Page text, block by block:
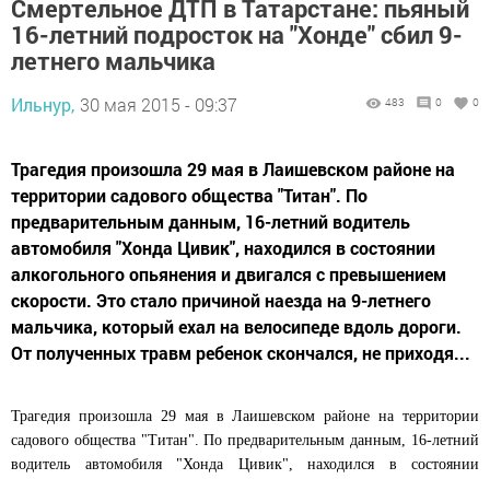
Смертельное ДТП в Татарстане: пьяный
16-летний подросток на "Хонде" сбил 9-
летнего мальчика
Ильнур, 30 мая 2015 - 09:37 483 0 0
Трагедия произошла 29 мая в Лаишевском районе на
территории садового общества "Титан". По
предварительным данным, 16-летний водитель
автомобиля "Хонда Цивик", находился в состоянии
алкогольного опьянения и двигался с превышением
скорости. Это стало причиной наезда на 9-летнего
мальчика, который ехал на велосипеде вдоль дороги.
От полученных травм ребенок скончался, не приходя...
Трагедия произошла 29 мая в Лаишевском районе на территории
садового общества "Титан". По предварительным данным, 16-летний
водитель автомобиля "Хонда Цивик", находился в состоянии